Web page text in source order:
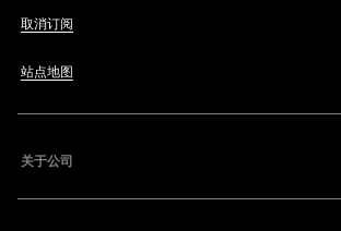
取消订阅
站点地图
关于公司